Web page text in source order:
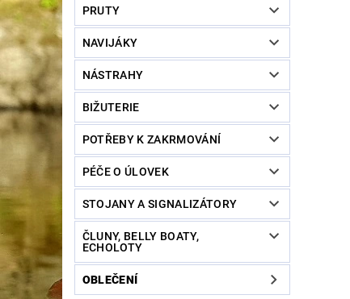
PRUTY
NAVIJÁKY
NÁSTRAHY
BIŽUTERIE
POTŘEBY K ZAKRMOVÁNÍ
PÉČE O ÚLOVEK
STOJANY A SIGNALIZÁTORY
ČLUNY, BELLY BOATY,
ECHOLOTY
OBLEČENÍ